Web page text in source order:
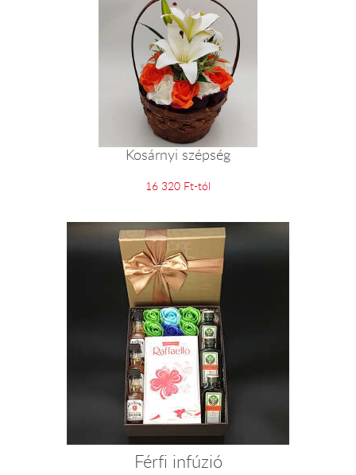
Kosárnyi szépség
16 320 Ft-tól
Férfi infúzió